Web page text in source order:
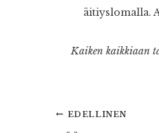
äitiyslomalla.
Kaiken kaikkiaan
Artikkelien
EDELLINEN